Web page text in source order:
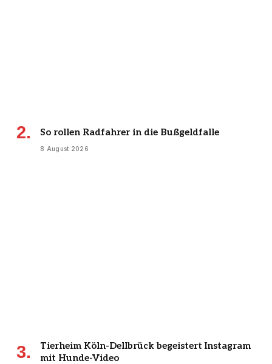
So rollen Radfahrer in die Bußgeldfalle
8 August 2026
Tierheim Köln-Dellbrück begeistert Instagram
mit Hunde-Video